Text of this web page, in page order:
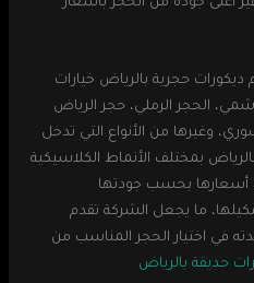
أعلى جودة من الحجر بأسعار
حجرية بالرياض خيارات
الحجر الرملي، حجر الرياض
وغيرها من الأنواع التي تدخل
بمختلف الأنماط الكلاسيكية
أسعارها بحسب جودتها
ما يجعل الشركة تقدم
في اختيار الحجر المناسب من
حديقة بالرياض